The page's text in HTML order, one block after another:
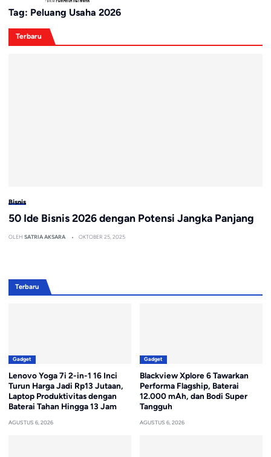
Tag: Peluang Usaha 2026
Terbaru
Bisnis
50 Ide Bisnis 2026 dengan Potensi Jangka Panjang
OLEH SATRIA AKSARA OKTOBER 25, 2025
Terbaru
Gadget
Lenovo Yoga 7i 2-in-1 16 Inci
Turun Harga Jadi Rp13 Jutaan,
Laptop Produktivitas dengan
Baterai Tahan Hingga 13 Jam
AGUSTUS 6, 2026
Gadget
Blackview Xplore 6 Tawarkan
Performa Flagship, Baterai
12.000 mAh, dan Bodi Super
Tangguh
AGUSTUS 6, 2026